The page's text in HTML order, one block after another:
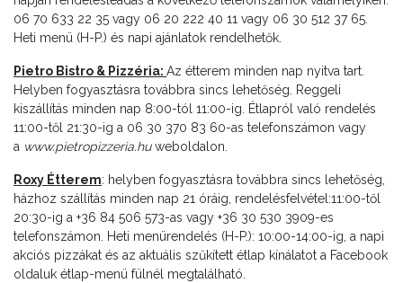
06 70 633 22 35 vagy 06 20 222 40 11 vagy 06 30 512 37 65.
Heti menü (H-P.) és napi ajánlatok rendelhetők.
Pietro Bistro & Pizzéria: Az étterem minden nap nyitva tart.
Helyben fogyasztásra továbbra sincs lehetőség. Reggeli
kiszállítás minden nap 8:00-tól 11:00-ig. Étlapról való rendelés
11:00-től 21:30-ig a 06 30 370 83 60-as telefonszámon vagy
a www.pietropizzeria.huweboldalon.
Roxy Étterem: helyben fogyasztásra továbbra sincs lehetőség,
házhoz szállítás minden nap 21 óráig, rendelésfelvétel:11:00-től
20:30-ig a +36 84 506 573-as vagy +36 30 530 3909-es
telefonszámon. Heti menürendelés (H-P.): 10:00-14:00-ig, a napi
akciós pizzákat és az aktuális szűkített étlap kínálatot a Facebook
oldaluk étlap-menü fülnél megtalálható.